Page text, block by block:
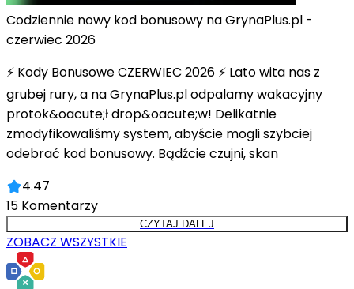
Codziennie nowy kod bonusowy na GrynaPlus.pl -
czerwiec 2026
⚡ Kody Bonusowe CZERWIEC 2026 ⚡ Lato wita nas z
grubej rury, a na GrynaPlus.pl odpalamy wakacyjny
protok&oacute;ł drop&oacute;w! Delikatnie
zmodyfikowaliśmy system, abyście mogli szybciej
odebrać kod bonusowy. Bądźcie czujni, skan
4.47
15 Komentarzy
CZYTAJ DALEJ
ZOBACZ WSZYSTKIE